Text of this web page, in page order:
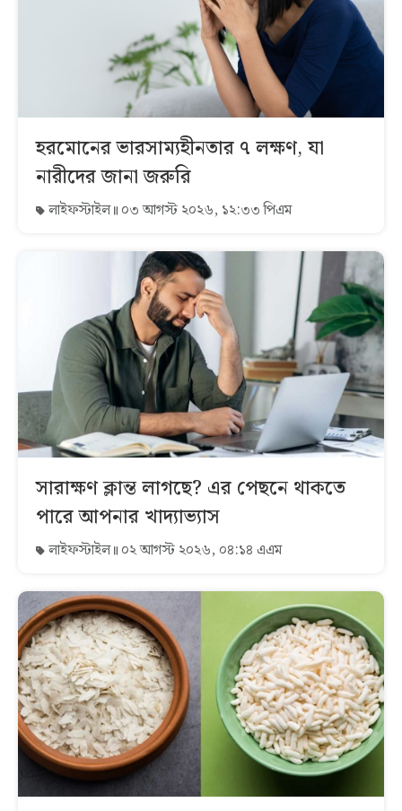
হরমোনের ভারসাম্যহীনতার ৭ লক্ষণ, যা
নারীদের জানা জরুরি
লাইফস্টাইল ০৩ আগস্ট ২০২৬, ১২:৩৩ পিএম
সারাক্ষণ ক্লান্ত লাগছে? এর পেছনে থাকতে
পারে আপনার খাদ্যাভ্যাস
লাইফস্টাইল ০২ আগস্ট ২০২৬, ০৪:১৪ এএম